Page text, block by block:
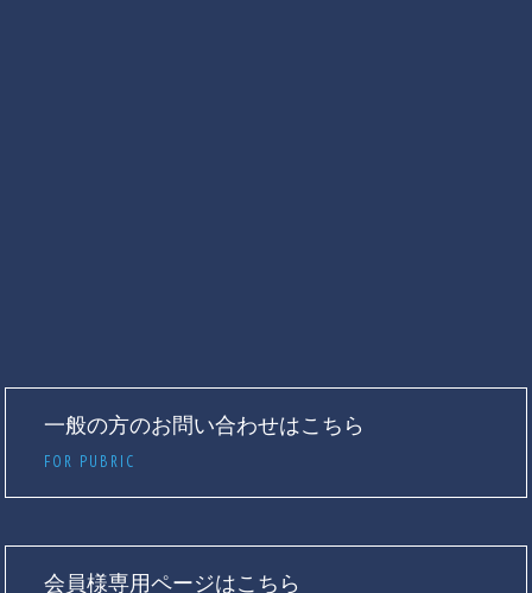
一般の方のお問い合わせはこちら
FOR PUBRIC
会員様専用ページはこちら